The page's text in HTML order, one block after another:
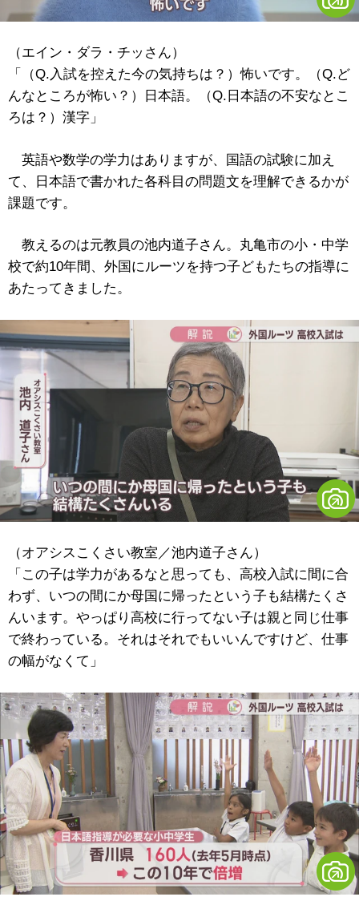
（エイン・ダラ・チッさん）
「（Q.入試を控えた今の気持ちは？）怖いです。（Q.ど
んなところが怖い？）日本語。（Q.日本語の不安なとこ
ろは？）漢字」
英語や数学の学力はありますが、国語の試験に加え
て、日本語で書かれた各科目の問題文を理解できるかが
課題です。
教えるのは元教員の池内道子さん。丸亀市の小・中学
校で約10年間、外国にルーツを持つ子どもたちの指導に
あたってきました。
（オアシスこくさい教室／池内道子さん）
「この子は学力があるなと思っても、高校入試に間に合
わず、いつの間にか母国に帰ったという子も結構たくさ
んいます。やっぱり高校に行ってない子は親と同じ仕事
で終わっている。それはそれでもいいんですけど、仕事
の幅がなくて」